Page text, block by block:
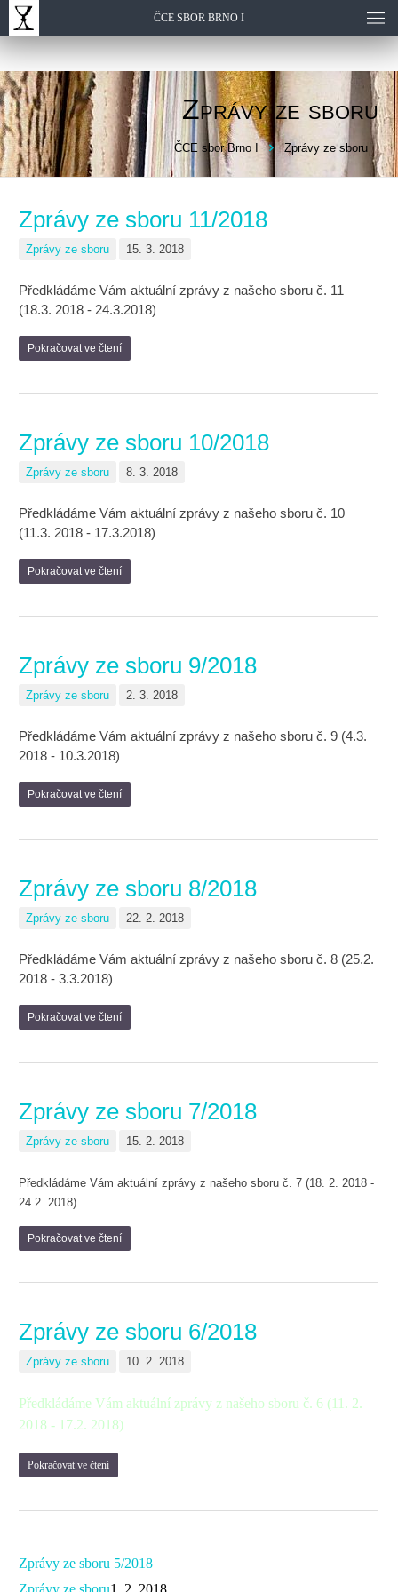
ČCE SBOR BRNO I
Zprávy ze sboru
ČCE sbor Brno I Zprávy ze sboru
Zprávy ze sboru 11/2018
Zprávy ze sboru 15. 3. 2018
Předkládáme Vám aktuální zprávy z našeho sboru č. 11
(18.3. 2018 - 24.3.2018)
Pokračovat ve čtení
Zprávy ze sboru 10/2018
Zprávy ze sboru 8. 3. 2018
Předkládáme Vám aktuální zprávy z našeho sboru č. 10
(11.3. 2018 - 17.3.2018)
Pokračovat ve čtení
Zprávy ze sboru 9/2018
Zprávy ze sboru 2. 3. 2018
Předkládáme Vám aktuální zprávy z našeho sboru č. 9 (4.3.
2018 - 10.3.2018)
Pokračovat ve čtení
Zprávy ze sboru 8/2018
Zprávy ze sboru 22. 2. 2018
Předkládáme Vám aktuální zprávy z našeho sboru č. 8 (25.2.
2018 - 3.3.2018)
Pokračovat ve čtení
Zprávy ze sboru 7/2018
Zprávy ze sboru 15. 2. 2018
Předkládáme Vám aktuální zprávy z našeho sboru č. 7 (18. 2. 2018 -
24.2. 2018)
Pokračovat ve čtení
Zprávy ze sboru 6/2018
Zprávy ze sboru 10. 2. 2018
Předkládáme Vám aktuální zprávy z našeho sboru č. 6 (11. 2.
2018 - 17.2. 2018)
Pokračovat ve čtení
Zprávy ze sboru 5/2018
Zprávy ze sboru1. 2. 2018